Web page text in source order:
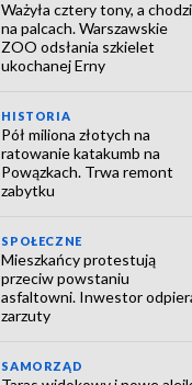
Ważyła cztery tony, a
na palcach. Warszawskie
ZOO odsłania szkielet
ukochanej Erny
HISTORIA
Pół miliona złotych na
ratowanie katakumb na
Powązkach. Trwa remont
zabytku
SPOŁECZNE
Mieszkańcy protestują
przeciw powstaniu
asfaltowni. Inwestor
zarzuty
SAMORZĄD